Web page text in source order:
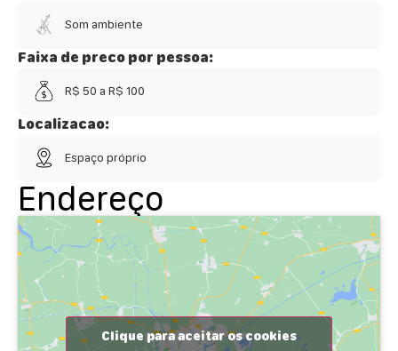
Som ambiente
Faixa de preco por pessoa:
R$ 50 a R$ 100
Localizacao:
Espaço próprio
Endereço
Clique para aceitar os cookies